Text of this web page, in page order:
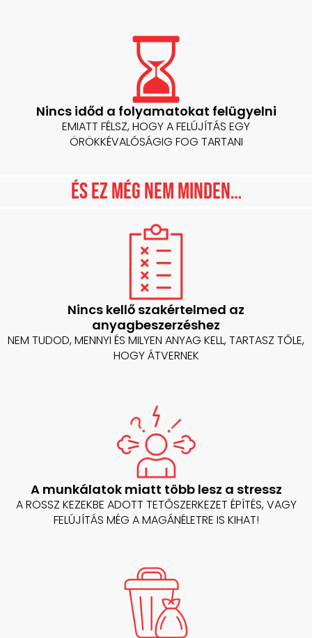
Nincs időd a folyamatokat felügyelni
EMIATT FÉLSZ, HOGY A FELÚJÍTÁS EGY
ÖRÖKKÉVALÓSÁGIG FOG TARTANI
És ez még nem minden…
Nincs kellő szakértelmed az
anyagbeszerzéshez
NEM TUDOD, MENNYI ÉS MILYEN ANYAG KELL, TARTASZ TŐLE,
HOGY ÁTVERNEK
A munkálatok miatt több lesz a stressz
A ROSSZ KEZEKBE ADOTT TETŐSZERKEZET ÉPÍTÉS, VAGY
FELÚJÍTÁS MÉG A MAGÁNÉLETRE IS KIHAT!